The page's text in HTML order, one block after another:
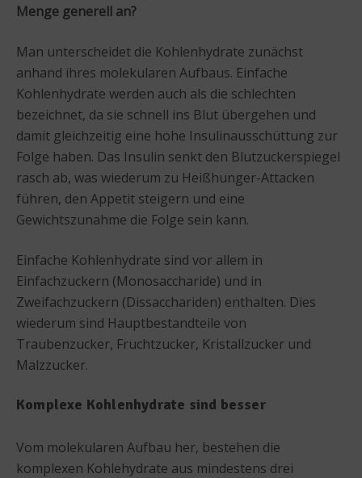
Menge generell an?
Man unterscheidet die Kohlenhydrate zunächst
anhand ihres molekularen Aufbaus. Einfache
Kohlenhydrate werden auch als die schlechten
bezeichnet, da sie schnell ins Blut übergehen und
damit gleichzeitig eine hohe Insulinausschüttung zur
Folge haben. Das Insulin senkt den Blutzuckerspiegel
rasch ab, was wiederum zu Heißhunger-Attacken
führen, den Appetit steigern und eine
Gewichtszunahme die Folge sein kann.
Einfache Kohlenhydrate sind vor allem in
Einfachzuckern (Monosaccharide) und in
Zweifachzuckern (Dissacchariden) enthalten. Dies
wiederum sind Hauptbestandteile von
Traubenzucker, Fruchtzucker, Kristallzucker und
Malzzucker.
Komplexe Kohlenhydrate sind besser
Vom molekularen Aufbau her, bestehen die
komplexen Kohlehydrate aus mindestens drei